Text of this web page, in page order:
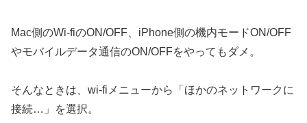
Mac側のWi-fiのON/OFF、iPhone側の機内モードON/OFF
やモバイルデータ通信のON/OFFをやってもダメ。
そんなときは、wi-fiメニューから「ほかのネットワークに
接続…」を選択。